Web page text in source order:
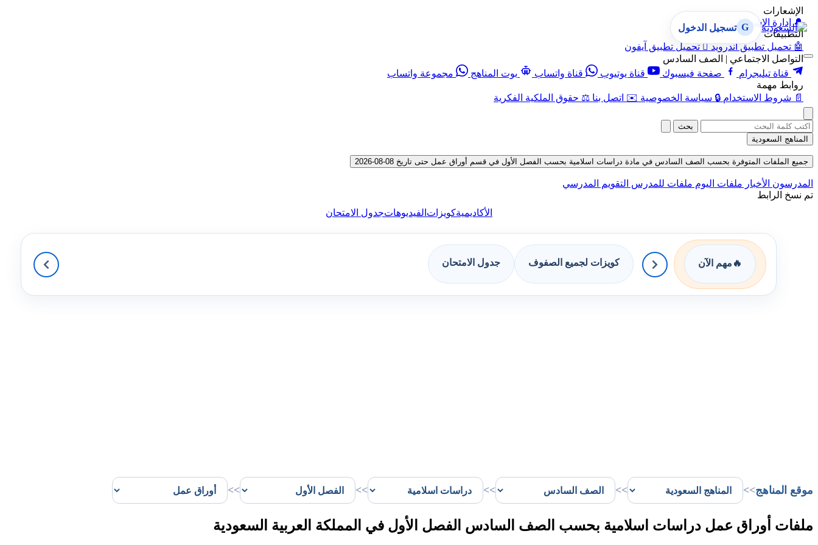
الإشعارات
🔔 إدارة الإشعارات
التطبيقات
🤖 تحميل تطبيق أندرويد  تحميل تطبيق آيفون
التواصل الاجتماعي | الصف السادس
قناة تيليجرام
صفحة فيسبوك قناة يوتيوب قناة واتساب بوت المناهج
مجموعة واتساب
روابط مهمة
📄 شروط الاستخدام 🔒 سياسة الخصوصية ✉️ اتصل بنا ⚖️ حقوق الملكية الفكرية
G تسجيل الدخول
بحث
المناهج السعودية
جميع الملفات المتوفرة بحسب الصف السادس في مادة دراسات اسلامية بحسب الفصل الأول في قسم أوراق عمل حتى تاريخ 08-08-2026
المدرسون الأخبار ملفات اليوم ملفات للمدرس التقويم المدرسي
تم نسخ الرابط
الأكاديميةكويزات الفيديوهاتجدول الامتحان
🔥 مهم الآن كويزات لجميع الصفوف جدول الامتحان
موقع المناهج>>
>>
>>
>>
>>
ملفات أوراق عمل دراسات اسلامية بحسب الصف السادس الفصل الأول في المملكة العربية السعودية